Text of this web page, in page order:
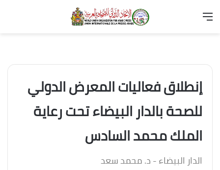
القائمة
إنطلاق فعاليات المعرض الدولي
للصحة بالدار البيضاء تحت رعاية
الملك محمد السادس
الدار البيضاء - د. محمد سعد